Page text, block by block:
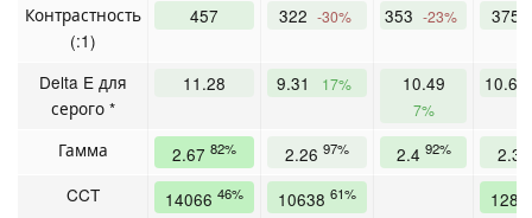
Контрастность
(:1)
457 322 -30% 353 -23% 375
Delta E для
серого *
11.28 9.31 17% 10.49
7%
10.66
Гамма 2.67 82% 2.26 97% 2.4 92%
CCT
14066 46% 10638 61%